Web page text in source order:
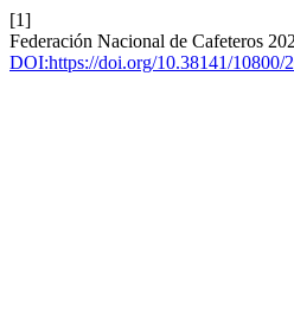
[1]
Federación Nacional de Cafeteros
DOI:https://doi.org/10.38141/10800/